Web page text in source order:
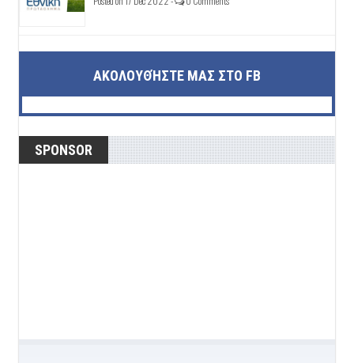
ΑΚΟΛΟΥΘΉΣΤΕ ΜΑΣ ΣΤΟ FB
SPONSOR